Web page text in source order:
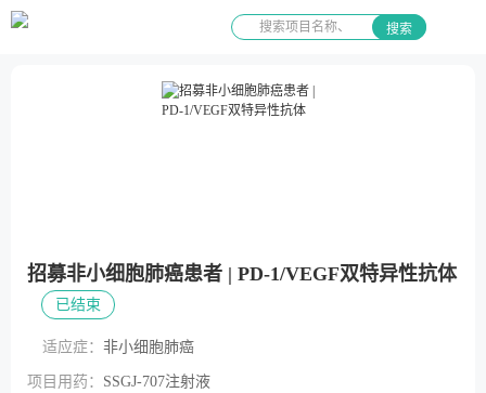
搜索
招募非小细胞肺癌患者 | PD-1/VEGF双特异性抗体
已结束
适应症： 非小细胞肺癌
项目用药： SSGJ-707注射液